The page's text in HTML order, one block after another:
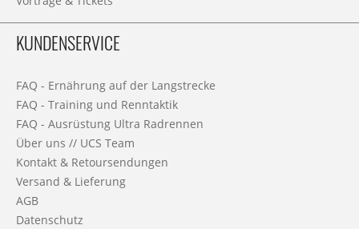
KUNDENSERVICE
FAQ - Ernährung auf der Langstrecke
FAQ - Training und Renntaktik
FAQ - Ausrüstung Ultra Radrennen
Über uns // UCS Team
Kontakt & Retoursendungen
Versand & Lieferung
AGB
Datenschutz